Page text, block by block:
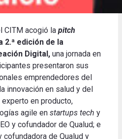
CITM acogió la pitch
2.ª edición de la
Digital, una jornada en
presentaron sus
emprendedores del
innovación en salud y del
experto en producto,
agile en startups tech y
y cofundador de Qualud; e
cofundadora de Qualud y